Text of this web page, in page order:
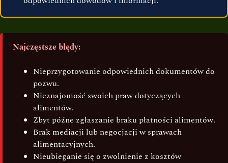
Najczęstsze błędy:
Nieprzygotowanie odpowiednich dokumentów do
pozwu.
Nieznajomość swoich praw dotyczących
alimentów.
Zbyt późne zgłaszanie braku płatności alimentów.
Brak mediacji lub negocjacji w sprawach
alimentacyjnych.
Nieubieganie się o zwolnienie z kosztów